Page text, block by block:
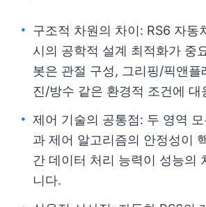
구조적 차원의 차이: RS6 자동
시의 공학적 설계 최적화가 중
봇은 관절 구성, 그리핑/픽앤플
진/방수 같은 환경적 조건에 대
제어 기술의 공통점: 두 영역
과 제어 알고리즘의 안정성이
간 데이터 처리 능력이 성능의
니다.